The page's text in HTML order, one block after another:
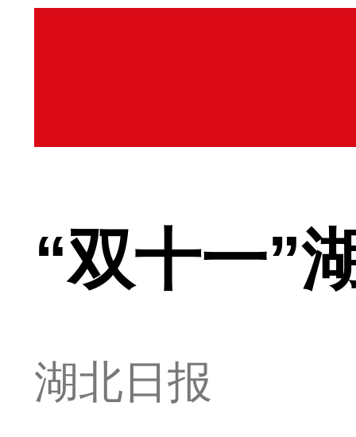
“双十一”
湖北日报